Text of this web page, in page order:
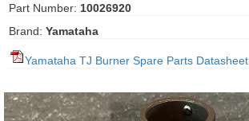
Part Number: 10026920
Brand: Yamataha
Yamataha TJ Burner Spare Parts Datasheet